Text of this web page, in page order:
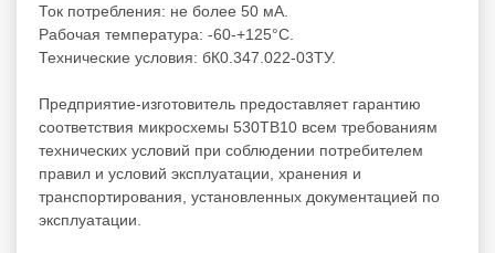
Ток потребления: не более 50 мА.
Рабочая температура: -60-+125°С.
Технические условия: бК0.347.022-03ТУ.
Предприятие-изготовитель предоставляет гарантию
соответствия микросхемы 530ТВ10 всем требованиям
технических условий при соблюдении потребителем
правил и условий эксплуатации, хранения и
транспортирования, установленных документацией по
эксплуатации.